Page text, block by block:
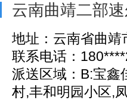
云南曲靖二部
地址：云南省曲
联系电话：
派送区域：B:宝鑫
村,丰和明园小区,